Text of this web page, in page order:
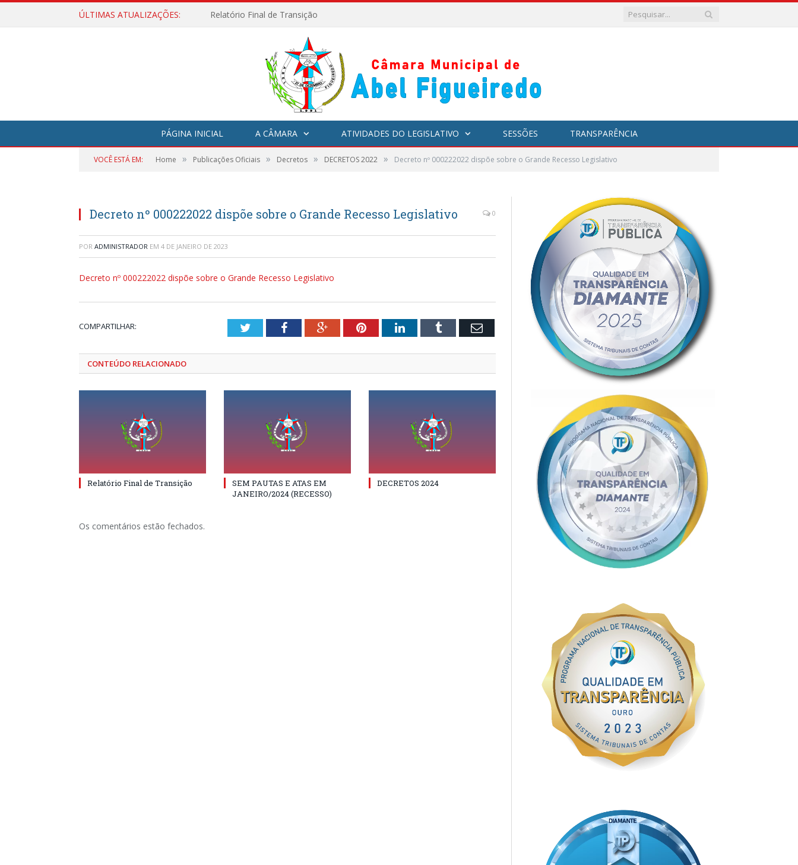
ÚLTIMAS ATUALIZAÇÕES: Relatório Final de Transição
PÁGINA INICIAL A CÂMARA ATIVIDADES DO LEGISLATIVO SESSÕES TRANSPARÊNCIA
VOCÊ ESTÁ EM: Home » Publicações Oficiais » Decretos » DECRETOS 2022 » Decreto nº 000222022 dispõe sobre o Grande Recesso Legislativo
Decreto nº 000222022 dispõe sobre o Grande Recesso Legislativo 0
POR ADMINISTRADOR EM 4 DE JANEIRO DE 2023
Decreto nº 000222022 dispõe sobre o Grande Recesso Legislativo
COMPARTILHAR: TwitterFacebookGoogle+PinterestLinkedInTumblr Email
CONTEÚDO RELACIONADO
Relatório Final de Transição
SEM PAUTAS E ATAS EM
JANEIRO/2024 (RECESSO)
DECRETOS 2024
Os comentários estão fechados.